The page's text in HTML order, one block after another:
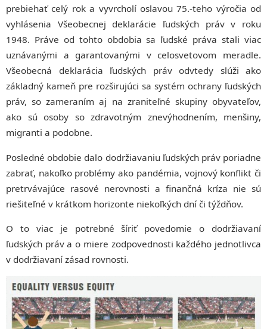
prebiehať celý rok a vyvrcholí oslavou 75.-teho výročia od
vyhlásenia Všeobecnej deklarácie ľudských práv v roku
1948. Práve od tohto obdobia sa ľudské práva stali viac
uznávanými a garantovanými v celosvetovom meradle.
Všeobecná deklarácia ľudských práv odvtedy slúži ako
základný kameň pre rozširujúci sa systém ochrany ľudských
práv, so zameraním aj na zraniteľné skupiny obyvateľov,
ako sú osoby so zdravotným znevýhodnením, menšiny,
migranti a podobne.
Posledné obdobie dalo dodržiavaniu ľudských práv poriadne
zabrať, nakoľko problémy ako pandémia, vojnový konflikt či
pretrvávajúce rasové nerovnosti a finančná kríza nie sú
riešiteľné v krátkom horizonte niekoľkých dní či týždňov.
O to viac je potrebné šíriť povedomie o dodržiavaní
ľudských práv a o miere zodpovednosti každého jednotlivca
v dodržiavaní zásad rovnosti.